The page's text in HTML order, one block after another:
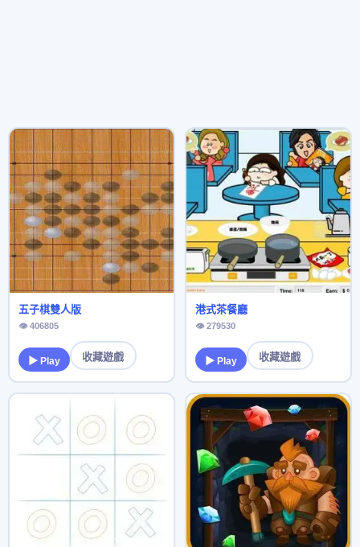
五子棋雙人版
👁 406805
▶ Play 收藏遊戲
港式茶餐廳
👁 279530
▶ Play 收藏遊戲